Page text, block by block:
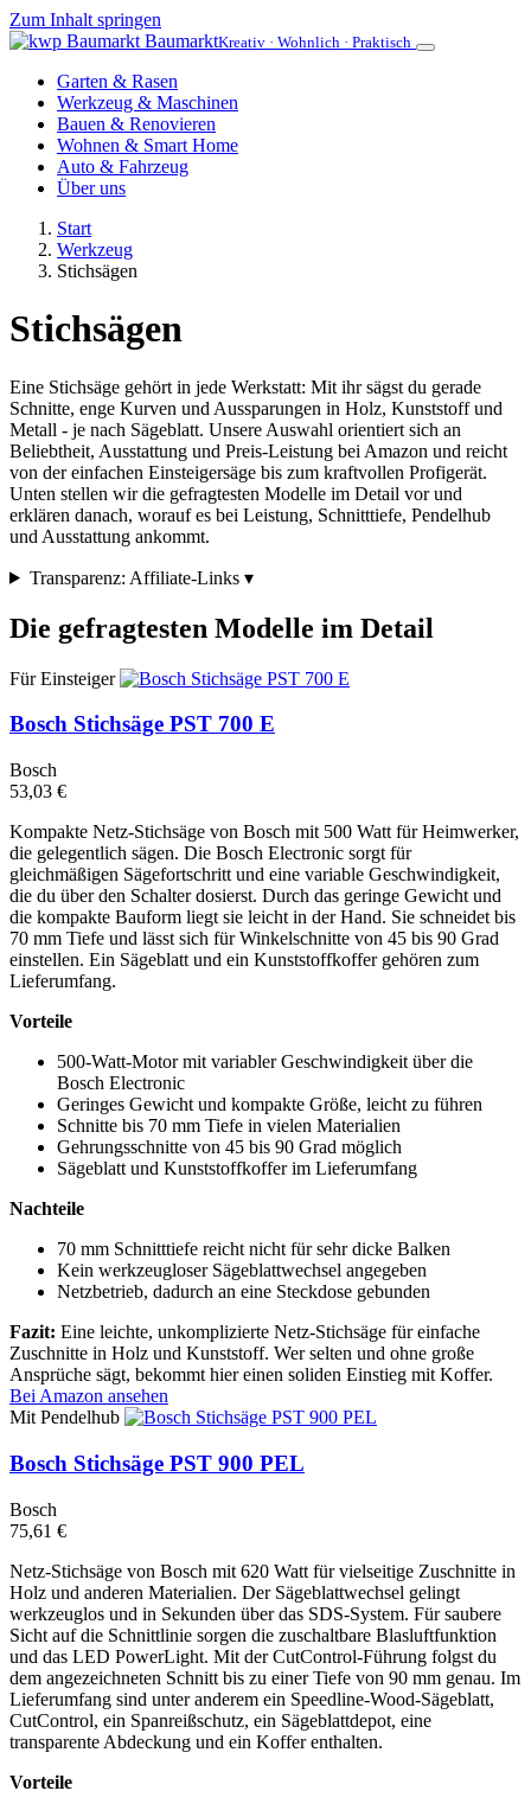
Zum Inhalt springen
BaumarktKreativ · Wohnlich · Praktisch
Garten & Rasen
Werkzeug & Maschinen
Bauen & Renovieren
Wohnen & Smart Home
Auto & Fahrzeug
Über uns
Start
Werkzeug
Stichsägen
Stichsägen
Eine Stichsäge gehört in jede Werkstatt: Mit ihr sägst du gerade
Schnitte, enge Kurven und Aussparungen in Holz, Kunststoff und
Metall - je nach Sägeblatt. Unsere Auswahl orientiert sich an
Beliebtheit, Ausstattung und Preis-Leistung bei Amazon und reicht
von der einfachen Einsteigersäge bis zum kraftvollen Profigerät.
Unten stellen wir die gefragtesten Modelle im Detail vor und
erklären danach, worauf es bei Leistung, Schnitttiefe, Pendelhub
und Ausstattung ankommt.
Transparenz: Affiliate-Links ▾
Die gefragtesten Modelle im Detail
Für Einsteiger
Bosch Stichsäge PST 700 E
Bosch
53,03 €
Kompakte Netz-Stichsäge von Bosch mit 500 Watt für Heimwerker,
die gelegentlich sägen. Die Bosch Electronic sorgt für
gleichmäßigen Sägefortschritt und eine variable Geschwindigkeit,
die du über den Schalter dosierst. Durch das geringe Gewicht und
die kompakte Bauform liegt sie leicht in der Hand. Sie schneidet bis
70 mm Tiefe und lässt sich für Winkelschnitte von 45 bis 90 Grad
einstellen. Ein Sägeblatt und ein Kunststoffkoffer gehören zum
Lieferumfang.
Vorteile
500-Watt-Motor mit variabler Geschwindigkeit über die
Bosch Electronic
Geringes Gewicht und kompakte Größe, leicht zu führen
Schnitte bis 70 mm Tiefe in vielen Materialien
Gehrungsschnitte von 45 bis 90 Grad möglich
Sägeblatt und Kunststoffkoffer im Lieferumfang
Nachteile
70 mm Schnitttiefe reicht nicht für sehr dicke Balken
Kein werkzeugloser Sägeblattwechsel angegeben
Netzbetrieb, dadurch an eine Steckdose gebunden
Fazit: Eine leichte, unkomplizierte Netz-Stichsäge für einfache
Zuschnitte in Holz und Kunststoff. Wer selten und ohne große
Ansprüche sägt, bekommt hier einen soliden Einstieg mit Koffer.
Bei Amazon ansehen
Mit Pendelhub
Bosch Stichsäge PST 900 PEL
Bosch
75,61 €
Netz-Stichsäge von Bosch mit 620 Watt für vielseitige Zuschnitte in
Holz und anderen Materialien. Der Sägeblattwechsel gelingt
werkzeuglos und in Sekunden über das SDS-System. Für saubere
Sicht auf die Schnittlinie sorgen die zuschaltbare Blasluftfunktion
und das LED PowerLight. Mit der CutControl-Führung folgst du
dem angezeichneten Schnitt bis zu einer Tiefe von 90 mm genau. Im
Lieferumfang sind unter anderem ein Speedline-Wood-Sägeblatt,
CutControl, ein Spanreißschutz, ein Sägeblattdepot, eine
transparente Abdeckung und ein Koffer enthalten.
Vorteile